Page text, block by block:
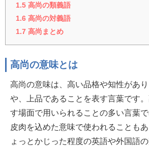
1.5 高尚の類義語
1.6 高尚の対義語
1.7 高尚まとめ
高尚の意味とは
高尚の意味は、高い品格や知性があ
や、上品であることを表す言葉です
す場面で用いられることの多い言葉
皮肉を込めた意味で使われることも
ょっとかじった程度の英語や外国語